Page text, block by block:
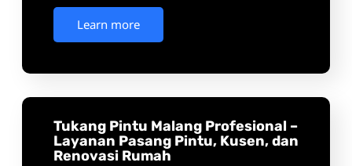
Learn more
Tukang Pintu Malang Profesional –
Layanan Pasang Pintu, Kusen, dan
Renovasi Rumah